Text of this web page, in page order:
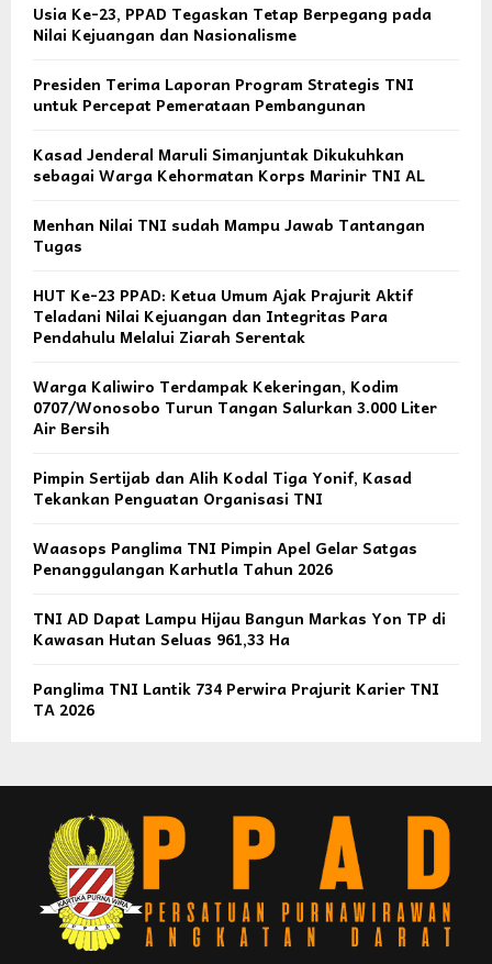
Usia Ke-23, PPAD Tegaskan Tetap Berpegang pada
Nilai Kejuangan dan Nasionalisme
Presiden Terima Laporan Program Strategis TNI
untuk Percepat Pemerataan Pembangunan
Kasad Jenderal Maruli Simanjuntak Dikukuhkan
sebagai Warga Kehormatan Korps Marinir TNI AL
Menhan Nilai TNI sudah Mampu Jawab Tantangan
Tugas
HUT Ke-23 PPAD: Ketua Umum Ajak Prajurit Aktif
Teladani Nilai Kejuangan dan Integritas Para
Pendahulu Melalui Ziarah Serentak
Warga Kaliwiro Terdampak Kekeringan, Kodim
0707/Wonosobo Turun Tangan Salurkan 3.000 Liter
Air Bersih
Pimpin Sertijab dan Alih Kodal Tiga Yonif, Kasad
Tekankan Penguatan Organisasi TNI
Waasops Panglima TNI Pimpin Apel Gelar Satgas
Penanggulangan Karhutla Tahun 2026
TNI AD Dapat Lampu Hijau Bangun Markas Yon TP di
Kawasan Hutan Seluas 961,33 Ha
Panglima TNI Lantik 734 Perwira Prajurit Karier TNI
TA 2026